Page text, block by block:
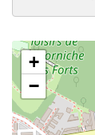
+
−